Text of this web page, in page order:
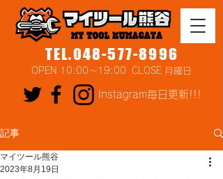
TEL.048-577-8996
OPEN 10:00～19:00 CLOSE 月曜日
Instagram毎日更新!!!
記事
マイツール熊谷
2023年8月19日